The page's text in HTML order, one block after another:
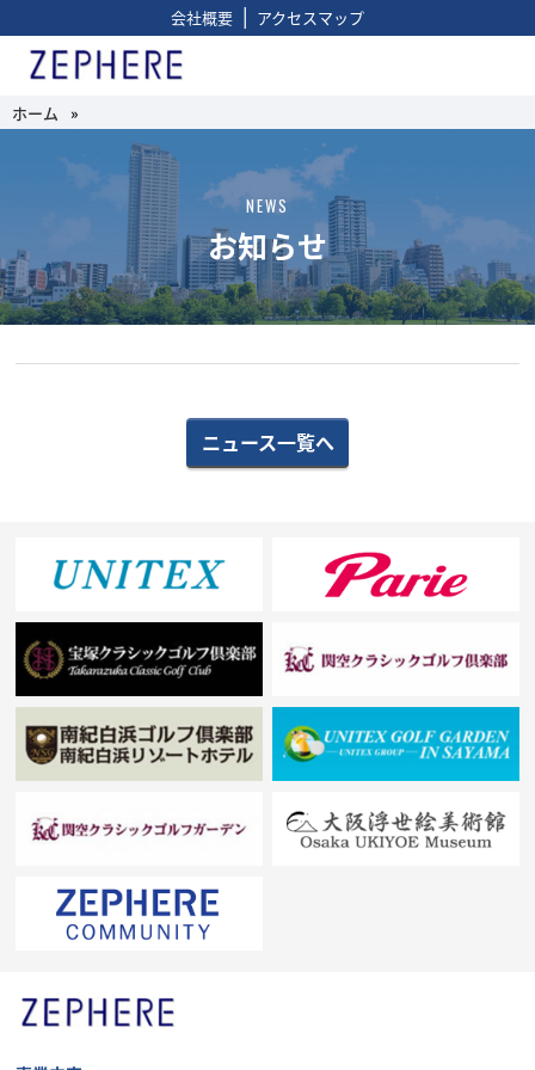
会社概要 | アクセスマップ
ホーム »
NEWS
お知らせ
ニュース一覧へ